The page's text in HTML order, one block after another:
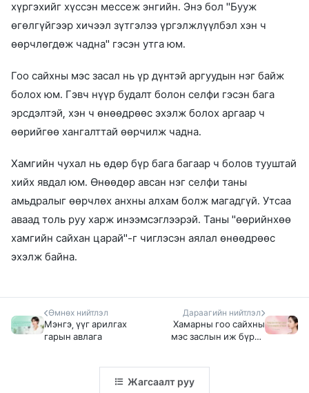
хүргэхийг хүссэн мессеж энгийн. Энэ бол "Бууж
өгөлгүйгээр хичээл зүтгэлээ үргэлжлүүлбэл хэн ч
өөрчлөгдөж чадна" гэсэн утга юм.
Гоо сайхны мэс засал нь үр дүнтэй аргуудын нэг байж
болох юм. Гэвч нүүр будалт болон селфи гэсэн бага
эрсдэлтэй, хэн ч өнөөдрөөс эхэлж болох аргаар ч
өөрийгөө хангалттай өөрчилж чадна.
Хамгийн чухал нь өдөр бүр бага багаар ч болов тууштай
хийх явдал юм. Өнөөдөр авсан нэг селфи таны
амьдралыг өөрчлөх анхны алхам болж магадгүй. Утсаа
аваад толь руу харж инээмсэглээрэй. Таны "өөрийнхөө
хамгийн сайхан царай"-г чиглэсэн аялал өнөөдрөөс
эхэлж байна.
Өмнөх нийтлэл
Мэнгэ, үүг арилгах
гарын авлага
Дараагийн нийтлэл
Хамарны гоо сайхны
мэс заслын иж бүрэн
Жагсаалт руу